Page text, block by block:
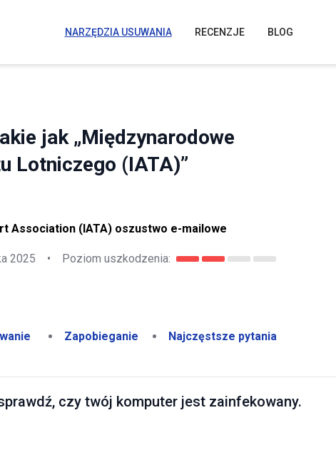
NARZĘDZIA USUWANIA RECENZJE BLOG
jak „Międzynarodowe
Lotniczego (IATA)”
Association (IATA) oszustwo e-mailowe
2025 • Poziom uszkodzenia:
Zapobieganie Najczęstsze pytania
czy twój komputer jest zainfekowany.